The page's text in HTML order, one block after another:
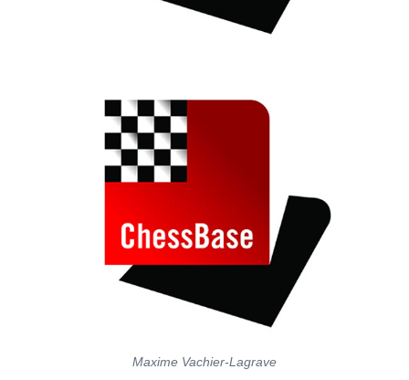
Maxime Vachier-Lagrave